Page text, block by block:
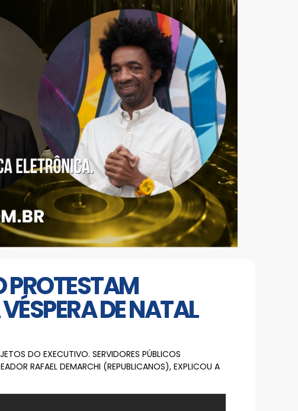
PROTESTAM
DE NATAL
DO EXECUTIVO. SERVIDORES PÚBLICOS
RAFAEL DEMARCHI (REPUBLICANOS), EXPLICOU A